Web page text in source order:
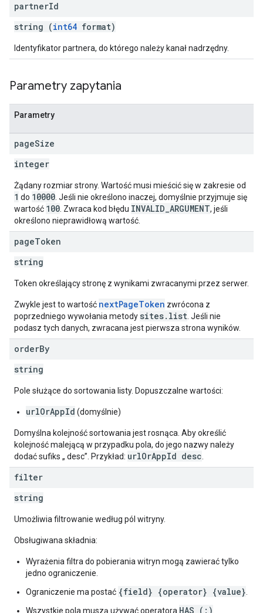
partnerId
string (int64 format)
Identyfikator partnera, do którego należy kanał nadrzędny.
Parametry zapytania
Parametry
pageSize
integer
Żądany rozmiar strony. Wartość musi mieścić się w zakresie od
1 do 10000 . Jeśli nie określono inaczej, domyślnie przyjmuje się
wartość 100 . Zwraca kod błędu INVALID_ARGUMENT, jeśli
określono nieprawidłową wartość.
pageToken
string
Token określający stronę z wynikami zwracanymi przez serwer.
Zwykle jest to wartość nextPageToken zwrócona z
poprzedniego wywołania metody sites.list . Jeśli nie
podasz tych danych, zwracana jest pierwsza strona wyników.
orderBy
string
Pole służące do sortowania listy. Dopuszczalne wartości:
urlOrAppId (domyślnie)
Domyślna kolejność sortowania jest rosnąca. Aby określić
kolejność malejącą w przypadku pola, do jego nazwy należy
dodać sufiks „ desc”. Przykład: urlOrAppId desc
filter
string
Umożliwia filtrowanie według pól witryny.
Obsługiwana składnia:
Wyrażenia filtra do pobierania witryn mogą zawierać tylko
jedno ograniczenie.
Ograniczenie ma postać {field} {operator} {value}
Wszystkie pola muszą używać operatora HAS (:)